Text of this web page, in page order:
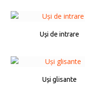
Uși de intrare
Uși glisante